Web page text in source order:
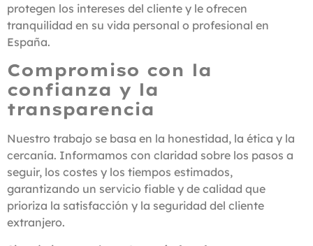
protegen los intereses del cliente y le ofrecen
tranquilidad en su vida personal o profesional en
España.
Compromiso con la
confianza y la
transparencia
Nuestro trabajo se basa en la honestidad, la ética y la
cercanía. Informamos con claridad sobre los pasos a
seguir, los costes y los tiempos estimados,
garantizando un servicio fiable y de calidad que
prioriza la satisfacción y la seguridad del cliente
extranjero.